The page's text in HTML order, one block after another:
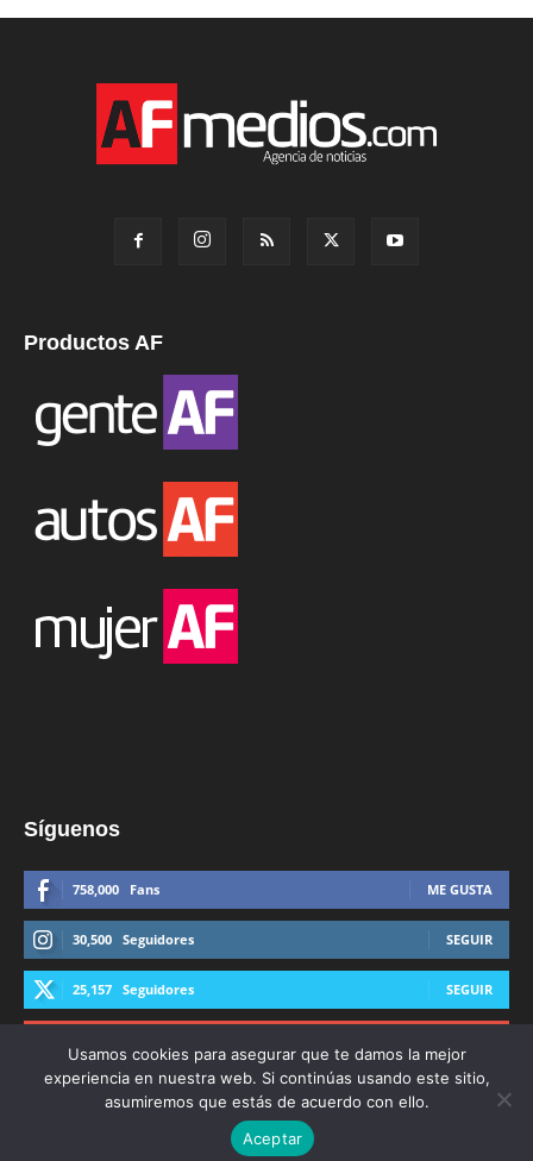
Productos AF
Síguenos
758,000 Fans ME GUSTA
30,500 Seguidores SEGUIR
25,157 Seguidores SEGUIR
© Derechos Reservados AFmedios 2021
Usamos cookies para asegurar que te damos la mejor
experiencia en nuestra web. Si continúas usando este sitio,
asumiremos que estás de acuerdo con ello.
Aceptar